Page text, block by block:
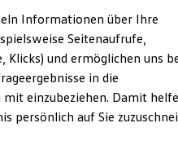
bei Volkswagen
Informationen über Ihre
Seitenaufrufe,
Klicks) und ermöglichen uns
in die
einzubeziehen. Damit
persönlich auf Sie